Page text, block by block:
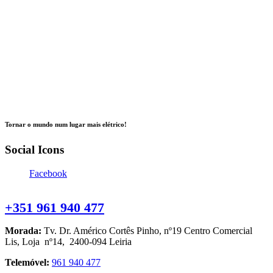
Tornar o mundo num lugar mais elétrico!
Social Icons
Facebook
+351 961 940 477
Morada: Tv. Dr. Américo Cortês Pinho, nº19 Centro Comercial
Lis, Loja nº14, 2400-094 Leiria
Telemóvel: 961 940 477